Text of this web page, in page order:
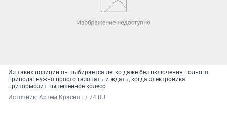
Из таких позиций он выбирается легко даже без включения полного
привода: нужно просто газовать и ждать, когда электроника
притормозит вывешенное колесо
Источник: Артем Краснов / 74.RU